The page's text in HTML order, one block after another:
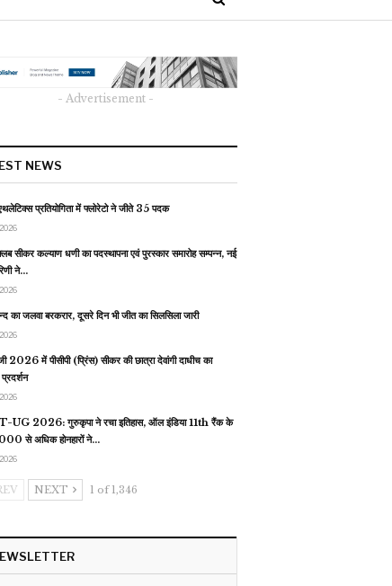
- Advertisement -
NEWS
प्रतियोगिता में फ्लोरेटो ने जीते 35 पदक
सीकर कल्याण धणी का पदस्थापना एवं पुरस्कार समारोह सम्पन्न, नई
ने…
का जलवा बरकरार, दूसरे दिन भी जीत का सिलसिला जारी
2026 में पीसीपी (प्रिंस) सीकर की छात्रा देवांगी दाधीच का
UG 2026: गुरुकृपा ने रचा इतिहास, ऑल इंडिया 11th रैंक के
से अधिक होनहारों ने…
NEXT 1 of 1,346